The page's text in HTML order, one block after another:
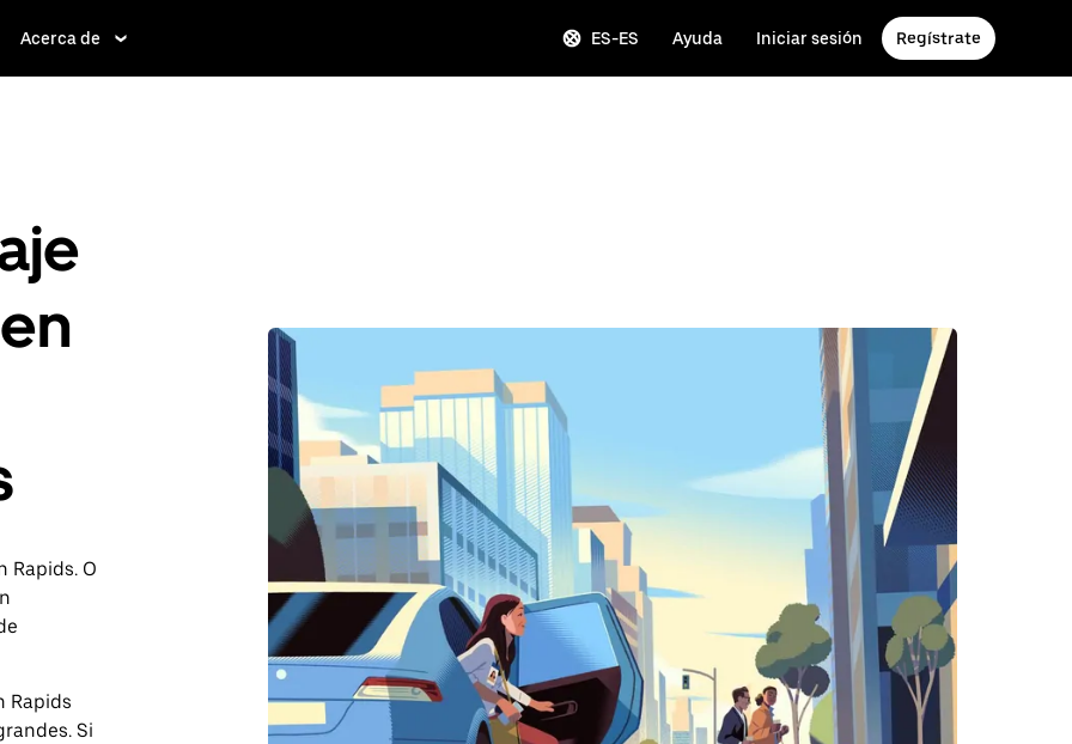
Acerca de ES-ES Ayuda Iniciar sesión Regístrate
Rapids. O
Rapids
Si